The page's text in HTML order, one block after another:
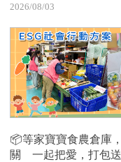
2026/08/03
📦等家寶寶食農倉庫
關 一起把愛，打包送